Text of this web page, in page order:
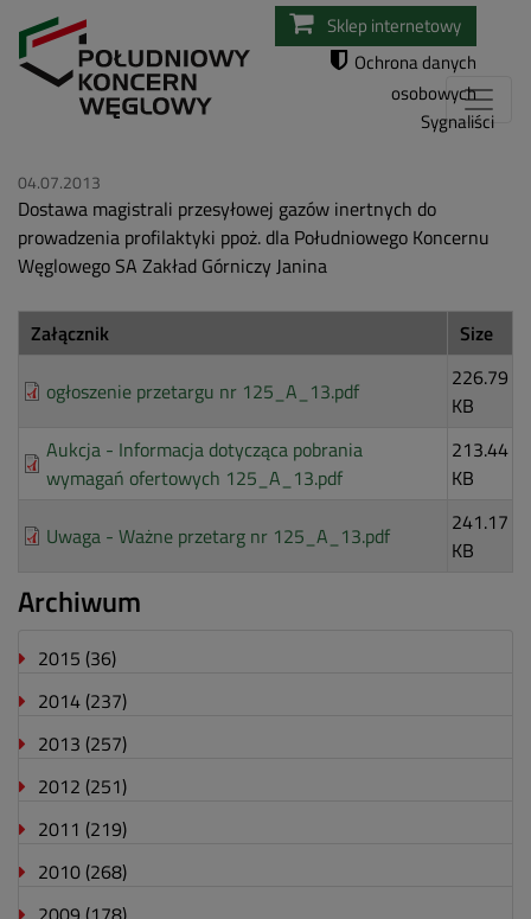
Przejdź
do
Sklep internetowy
Ochrona danych
osobowych
Sygnaliści
04.07.2013
Dostawa magistrali przesyłowej gazów inertnych do
prowadzenia profilaktyki ppoż. dla Południowego Koncernu
Węglowego SA Zakład Górniczy Janina
Załącznik Size
ogłoszenie przetargu nr 125_A_13.pdf
226.79
KB
Aukcja - Informacja dotycząca pobrania
wymagań ofertowych 125_A_13.pdf
213.44
KB
Uwaga - Ważne przetarg nr 125_A_13.pdf
241.17
KB
Archiwum
2015 (36)
2014 (237)
2013 (257)
2012 (251)
2011 (219)
2010 (268)